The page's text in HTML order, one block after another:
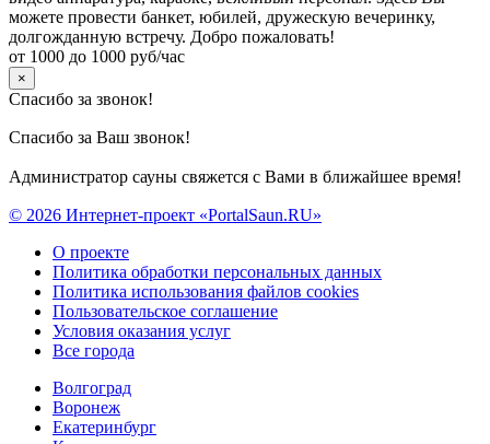
можете провести банкет, юбилей, дружескую вечеринку,
долгожданную встречу. Добро пожаловать!
от 1000 до 1000 руб/час
×
Спасибо за звонок!
Спасибо за Ваш звонок!
Администратор сауны свяжется с Вами в ближайшее время!
© 2026 Интернет-проект «PortalSaun.RU»
О проекте
Политика обработки персональных данных
Политика использования файлов cookies
Пользовательское соглашение
Условия оказания услуг
Все города
Волгоград
Воронеж
Екатеринбург